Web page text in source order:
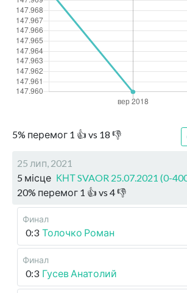
5% перемог 1 👍 vs 18 👎
25 лип, 2021
5 місце КНТ SVAOR 25.07.2021 (0-
20% перемог 1 👍 vs 4👎
Финал
0:3 Толочко Роман
Финал
0:3 Гусев Анатолий